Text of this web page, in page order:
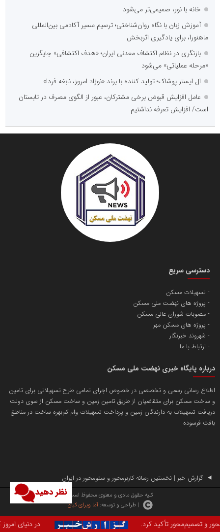
نظر دهید
خانه با نور، صمیمی‌تر می‌شود
آموزش زبان با نگاه روان‌شناختی؛ ترسیم مسیر آکادمی بین‌المللی
ماهنورا، برای یادگیری اثربخش
بازنگری در نظام اکتشاف معدنی ایران؛ «هدف اکتشافی» جایگزین
«مرحله عملیاتی» می‌شود
ال ایستر پوشاک؛ تولید کننده با برند «نوزاد امروز، نابغه فردا»
عامل افزایش قبوض برخی مشترکان، عبور از الگوی مصرف در تابستان
است/ افزایش تعرفه نداشتیم
دسترسی سریع
تسهیلات مسکن
پروژه های نهضت ملی مسکن
مصوبات شورای عالی مسکن
پروژه های مسکن مهر
شهروند خبرنگار
ارتباط با ما
درباره پایگاه خبری نهضت ملی مسکن
اطلاع رسانی رسمی و تخصصی در خصوص اجرای تمامی طرح تسهیلاتی برای تامین
و ساخت مسکن برای متقاضیان از طریق تامین زمین و ساخت مسکن از سوی دولت
دریافت تسهیلات به دارندگان زمین و پرداخت تسهیلات وام کم‌بهره ساخت در مناطق
بافت فرسوده
گزارش خبر | نخستین رسانه کاربرمحور و سئومحور در ایران
کلیه حقوق مادی و معنوی محفوظ است.
| طراحی و توسعه: آما ویرای کیان
کرد. در دنیای امروز که یادگیری زبان